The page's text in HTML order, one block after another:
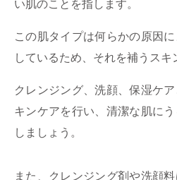
い肌のことを指します。
この肌タイプは何らかの原因
しているため、それを補うスキ
クレンジング、洗顔、保湿ケ
キンケアを行い、清潔な肌に
しましょう。
また、クレンジング剤や洗顔